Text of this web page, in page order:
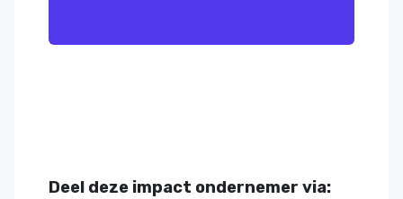
Deel deze impact ondernemer via: